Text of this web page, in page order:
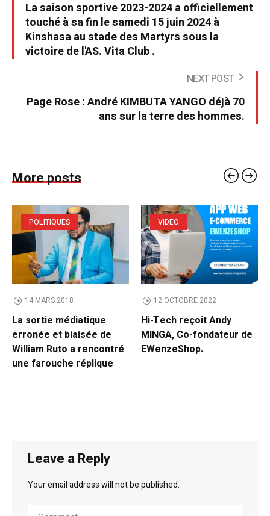
La saison sportive 2023-2024 a officiellement
touché à sa fin le samedi 15 juin 2024 à
Kinshasa au stade des Martyrs sous la
victoire de l'AS. Vita Club .
NEXT POST
Page Rose : André KIMBUTA YANGO déjà 70
ans sur la terre des hommes.
More posts
POLITIQUES
14 MARS 2018
La sortie médiatique
erronée et biaisée de
William Ruto a rencontré
une farouche réplique
VIDEO
12 OCTOBRE 2022
Hi-Tech reçoit Andy
MINGA, Co-fondateur de
EWenzeShop.
Leave a Reply
Your email address will not be published.